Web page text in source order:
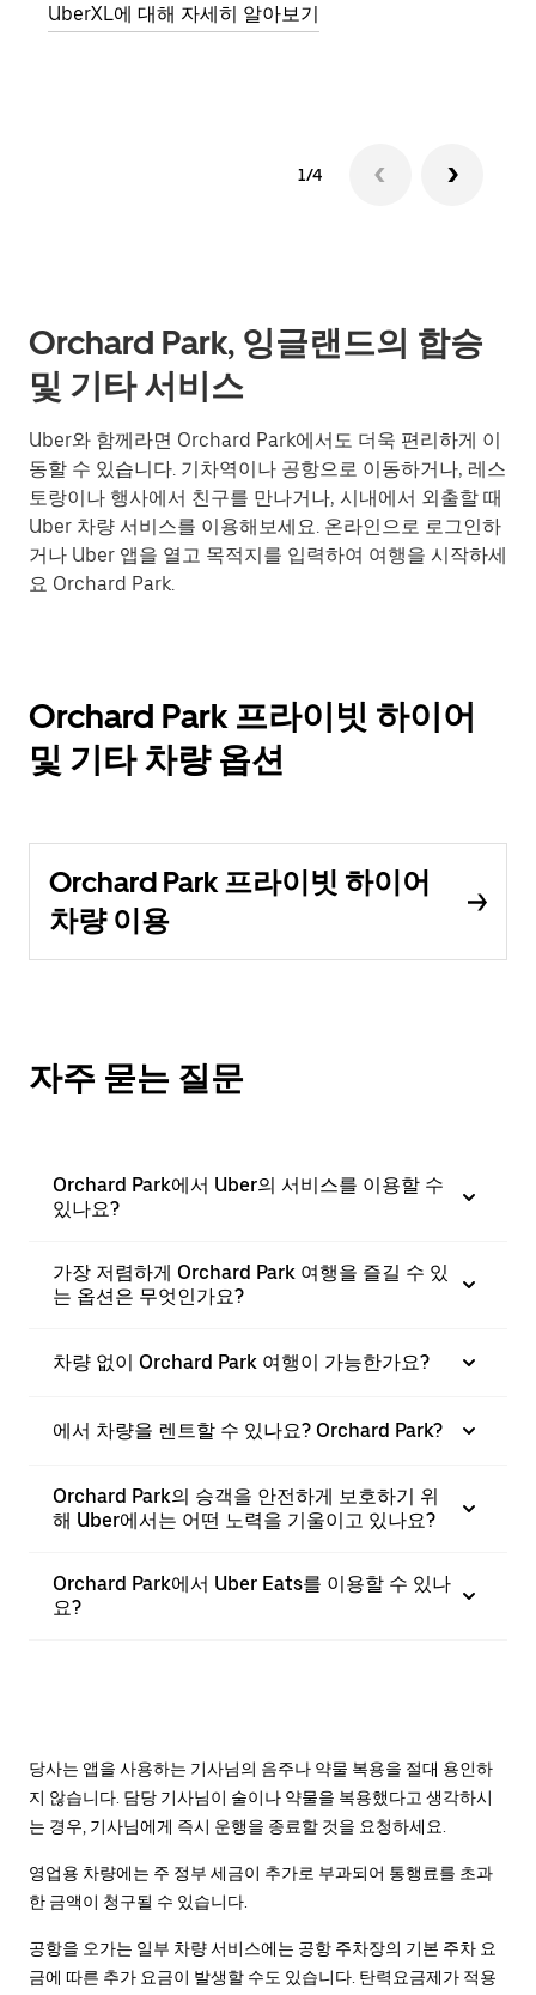
UberXL에 대해 자세히 알아보기
1/4
Orchard Park, 잉글랜드의 합승
및 기타 서비스
Uber와 함께라면 Orchard Park에서도 더욱 편리하게 이
동할 수 있습니다. 기차역이나 공항으로 이동하거나, 레스
토랑이나 행사에서 친구를 만나거나, 시내에서 외출할 때
Uber 차량 서비스를 이용해보세요. 온라인으로 로그인하
거나 Uber 앱을 열고 목적지를 입력하여 여행을 시작하세
요 Orchard Park.
Orchard Park 프라이빗 하이어
및 기타 차량 옵션
Orchard Park 프라이빗 하이어
차량 이용
자주 묻는 질문
Orchard Park에서 Uber의 서비스를 이용할 수
있나요?
가장 저렴하게 Orchard Park 여행을 즐길 수 있
는 옵션은 무엇인가요?
차량 없이 Orchard Park 여행이 가능한가요?
에서 차량을 렌트할 수 있나요? Orchard Park?
Orchard Park의 승객을 안전하게 보호하기 위
해 Uber에서는 어떤 노력을 기울이고 있나요?
Orchard Park에서 Uber Eats를 이용할 수 있나
요?
당사는 앱을 사용하는 기사님의 음주나 약물 복용을 절대 용인하
지 않습니다. 담당 기사님이 술이나 약물을 복용했다고 생각하시
는 경우, 기사님에게 즉시 운행을 종료할 것을 요청하세요.
영업용 차량에는 주 정부 세금이 추가로 부과되어 통행료를 초과
한 금액이 청구될 수 있습니다.
공항을 오가는 일부 차량 서비스에는 공항 주차장의 기본 주차 요
금에 따른 추가 요금이 발생할 수도 있습니다. 탄력요금제가 적용